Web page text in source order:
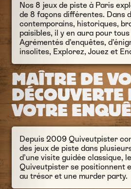
Nos 8 jeux de piste à Paris
de 8 façons différentes. Dans
contemporains, historiques,
paisibles, il y en aura pour tous
Agrémentés d’enquêtes,
insolites, Explorez, Jouez et
MAÎTRE DE
DÉCOUVERTE
VOTRE
Depuis 2009 Quiveutpister
des jeux de piste dans
d’une visite guidée classique,
Quiveutpister se positionnent
au trésor et une murder party.